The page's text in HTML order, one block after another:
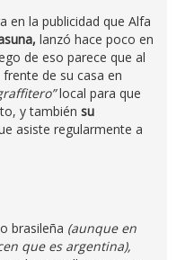
en la publicidad que Alfa
lanzó hace poco en
de eso parece que al
de su casa en
local para que
y también su
asiste regularmente a
brasileña (aunque en
que es argentina),